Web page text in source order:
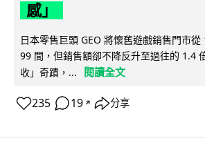
感」
日本零售巨頭 GEO 將懷舊遊戲銷售門市
99 間，但銷售額卻不降反升至過往的 1.4
收」奇蹟，...
閱讀全文
235 19 ↗ 分享